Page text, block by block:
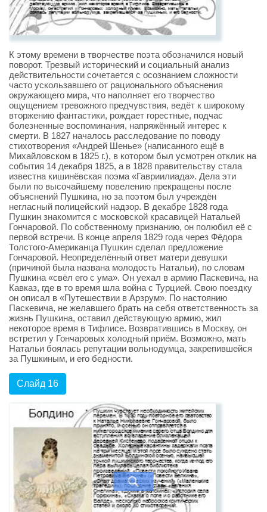
К этому времени в творчестве поэта обозначился новый
поворот. Трезвый исторический и социальный анализ
действительности сочетается с осознанием сложности
часто ускользавшего от рационального объяснения
окружающего мира, что наполняет его творчество
ощущением тревожного предчувствия, ведёт к широкому
вторжению фантастики, рождает горестные, подчас
болезненные воспоминания, напряжённый интерес к
смерти. В 1827 началось расследование по поводу
стихотворения «Андрей Шенье» (написанного ещё в
Михайловском в 1825 г.), в котором был усмотрен отклик на
события 14 декабря 1825, а в 1828 правительству стала
известна кишинёвская поэма «Гавриилиада». Дела эти
были по высочайшему повелению прекращены после
объяснений Пушкина, но за поэтом был учреждён
негласный полицейский надзор. В декабре 1828 года
Пушкин знакомится с московской красавицей Натальей
Гончаровой. По собственному признанию, он полюбил её с
первой встречи. В конце апреля 1829 года через Фёдора
Толстого-Американца Пушкин сделал предложение
Гончаровой. Неопределённый ответ матери девушки
(причиной была названа молодость Натальи), по словам
Пушкина «свёл его с ума». Он уехал в армию Паскевича, на
Кавказ, где в то время шла война с Турцией. Свою поездку
он описал в «Путешествии в Арзрум». По настоянию
Паскевича, не желавшего брать на себя ответственность за
жизнь Пушкина, оставил действующую армию, жил
некоторое время в Тифлисе. Возвратившись в Москву, он
встретил у Гончаровых холодный приём. Возможно, мать
Натальи боялась репутации вольнодумца, закрепившейся
за Пушкиным, и его бедности.
Слайд 16